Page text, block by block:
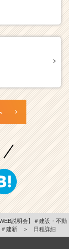
説明会】＃建設・不動
建新
＞ 日程詳細